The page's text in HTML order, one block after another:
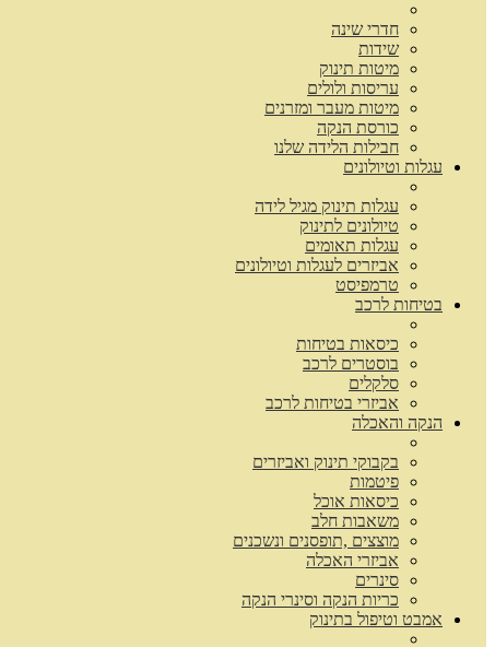
חדרי שינה
שידות
מיטות תינוק
עריסות ולולים
מיטות מעבר ומזרנים
כורסת הנקה
חבילות הלידה שלנו
עגלות וטיולונים
עגלות תינוק מגיל לידה
טיולונים לתינוק
עגלות תאומים
אביזרים לעגלות וטיולונים
טרמפיסט
בטיחות לרכב
כיסאות בטיחות
בוסטרים לרכב
סלקלים
אביזרי בטיחות לרכב
הנקה והאכלה
בקבוקי תינוק ואביזרים
פיטמות
כיסאות אוכל
משאבות חלב
מוצצים ,תופסנים ונשכנים
אביזרי האכלה
סינרים
כריות הנקה וסינרי הנקה
אמבט וטיפול בתינוק